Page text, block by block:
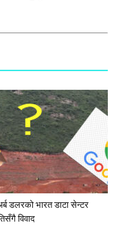
डलरको भारत डाटा सेन्टर
विवाद